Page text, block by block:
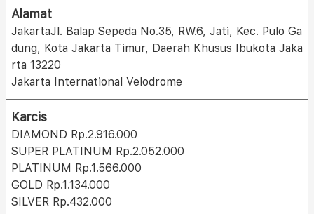
Alamat
JakartaJl. Balap Sepeda No.35, RW.6, Jati, Kec. Pulo Ga
dung, Kota Jakarta Timur, Daerah Khusus Ibukota Jaka
rta 13220
Jakarta International Velodrome
Karcis
DIAMOND Rp.2.916.000
SUPER PLATINUM Rp.2.052.000
PLATINUM Rp.1.566.000
GOLD Rp.1.134.000
SILVER Rp.432.000